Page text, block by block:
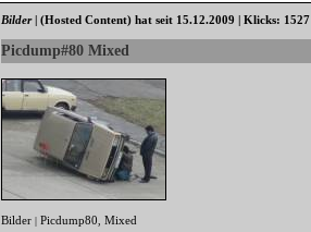
Bilder|(Hosted Content) hat seit 15.12.2009 | Klicks: 1527
Picdump#80 Mixed
Bilder |Picdump80 ,Mixed